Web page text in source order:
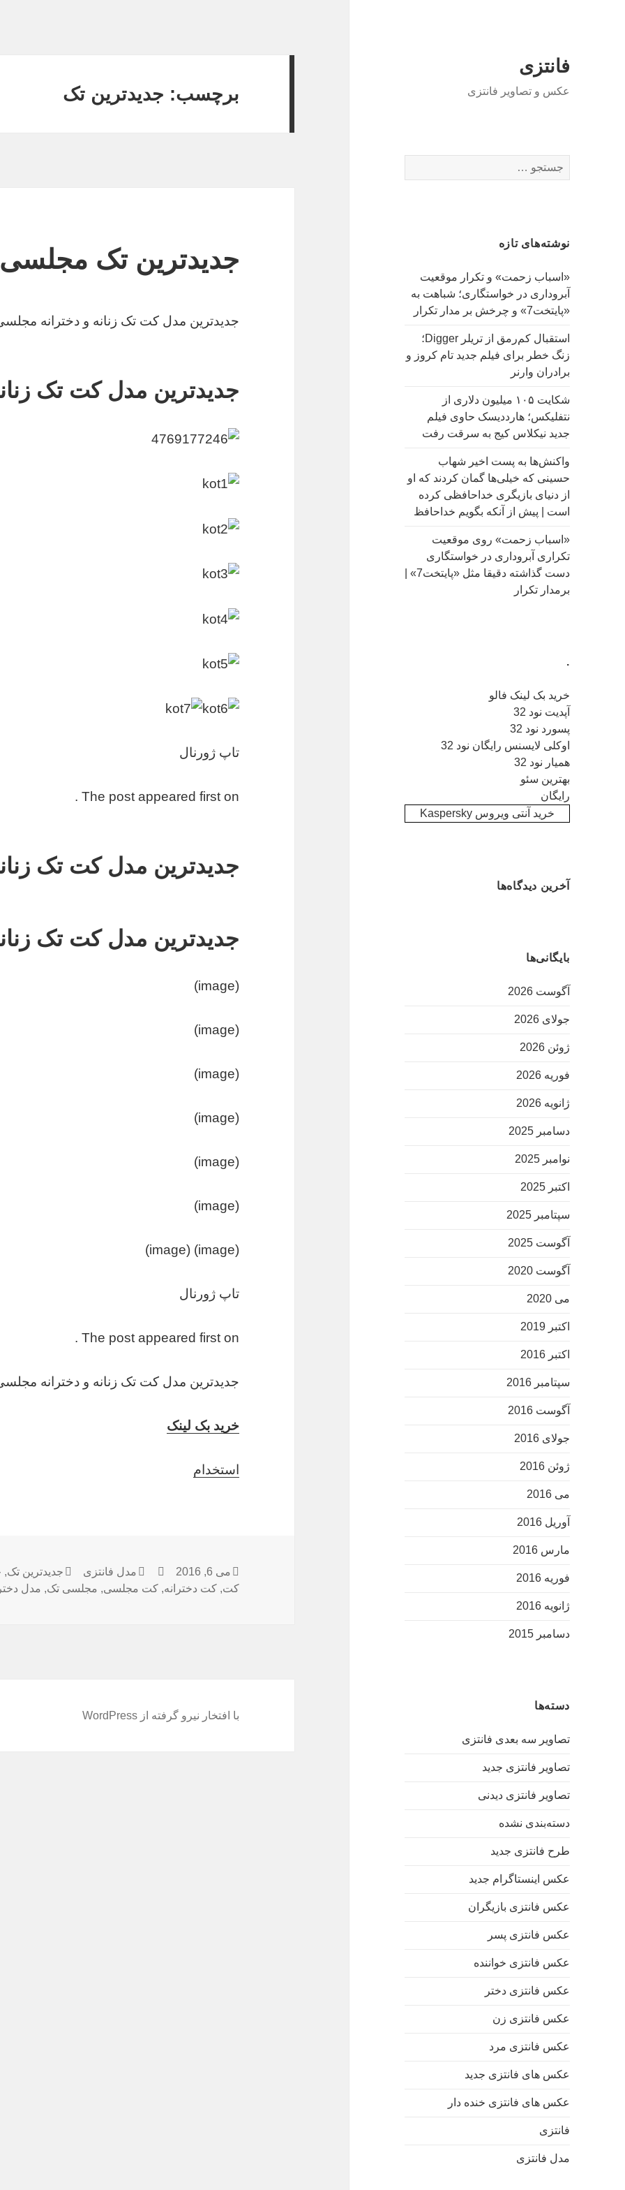
فانتزی
عکس و تصاویر فانتزی
س
ب
ا
ی
:
نوشته‌های تازه
«اسباب زحمت» و تکرار موقعیت
آبروداری در خواستگاری؛ شباهت به
«پایتخت7» و چرخش بر مدار تکرار
استقبال کم‌رمق از تریلر Digger؛
زنگ خطر برای فیلم جدید تام کروز و
برادران وارنر
شکایت ۱۰۵ میلیون دلاری از
نتفلیکس؛ هارددیسک حاوی فیلم
جدید نیکلاس کیج به سرقت رفت
واکنش‌ها به پست اخیر شهاب
حسینی که خیلی‌ها گمان کردند که او
از دنیای بازیگری خداحافظی کرده
است | پیش از آنکه بگویم خداحافظ
«اسباب زحمت» روی موقعیت
تکراری آبروداری در خواستگاری
دست گذاشته دقیقا مثل «پایتخت7» |
برمدار تکرار
.
خرید بک لینک فالو
آپدیت نود 32
پسورد نود 32
اوکلی لایسنس رایگان نود 32
همیار نود 32
بهترین سئو
رایگان
خرید آنتی ویروس Kaspersky
آخرین دیدگاه‌ها
بایگانی‌ها
آگوست 2026
جولای 2026
ژوئن 2026
فوریه 2026
ژانویه 2026
دسامبر 2025
نوامبر 2025
اکتبر 2025
سپتامبر 2025
آگوست 2025
آگوست 2020
می 2020
اکتبر 2019
اکتبر 2016
سپتامبر 2016
آگوست 2016
جولای 2016
ژوئن 2016
می 2016
آوریل 2016
مارس 2016
فوریه 2016
ژانویه 2016
دسامبر 2015
دسته‌ها
تصاویر سه بعدی فانتزی
تصاویر فانتزی جدید
تصاویر فانتزی دیدنی
دسته‌بندی نشده
طرح فانتزی جدید
عکس اینستاگرام جدید
عکس فانتزی بازیگران
عکس فانتزی پسر
عکس فانتزی خواننده
عکس فانتزی دختر
عکس فانتزی زن
عکس فانتزی مرد
عکس های فانتزی جدید
عکس های فانتزی خنده دار
فانتزی
مدل فانتزی
برچسب: جدیدترین تک
جدیدترین تک مجلسی
جدیدترین مدل کت تک زنانه و دخترانه
جدیدترین مدل کت تک
تاپ ژورنال
The post appeared first on .
جدیدترین مدل کت تک
جدیدترین مدل کت تک
(image)
(image)
(image)
(image)
(image)
(image)
(image) (image)
تاپ ژورنال
The post appeared first on .
جدیدترین مدل کت تک زنانه و دخترانه
خرید بک لینک
استخدام
ارسال
شده
می 6, 2016 نویسندهدسته‌ها
مدل فانتزی برچسب‌ها
جدیدترین تک,
کت,کت دخترانه,کت مجلسی, مجلسی تک, مدل
با افتخار نیرو گرفته از WordPress